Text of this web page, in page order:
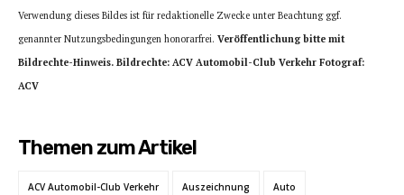
Verwendung dieses Bildes ist für redaktionelle Zwecke unter Beachtung ggf.
genannter Nutzungsbedingungen honorarfrei. Veröffentlichung bitte mit
Bildrechte-Hinweis. Bildrechte: ACV Automobil-Club Verkehr Fotograf:
ACV
Themen zum Artikel
ACV Automobil-Club Verkehr Auszeichnung Auto